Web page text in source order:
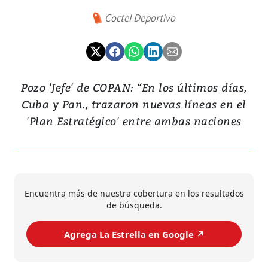
Coctel Deportivo
Pozo 'Jefe' de COPAN: “En los últimos días,
Cuba y Pan., trazaron nuevas líneas en el
'Plan Estratégico' entre ambas naciones
Encuentra más de nuestra cobertura en los resultados
de búsqueda.
Agrega La Estrella en Google ↗️